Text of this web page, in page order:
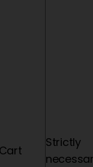
Strictly